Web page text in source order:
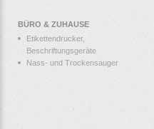
BÜRO & ZUHAUSE
Etikettendrucker,
Beschriftungsgeräte
Nass- und Trockensauger